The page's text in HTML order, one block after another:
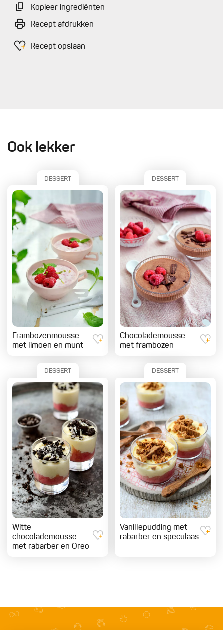
Kopieer ingrediënten
Recept afdrukken
Recept opslaan
Ook lekker
DESSERT
Frambozenmousse
met limoen en munt
DESSERT
Chocolademousse
met frambozen
DESSERT
Witte
chocolademousse
met rabarber en Oreo
DESSERT
Vanillepudding met
rabarber en speculaas